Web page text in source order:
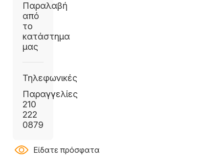
Παραλαβή
από
το
κατάστημα
μας
Τηλεφωνικές
Παραγγελίες
210
222
0879
Είδατε πρόσφατα